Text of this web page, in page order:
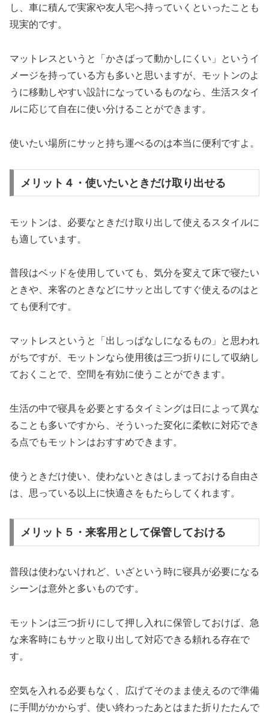
し、車に積んで実家や友人宅へ持っていくといったことも
現実的です。
マットレスというと「かさばって動かしにくい」というイ
メージを持っている方も多いと思いますが、モットンのよ
うに移動しやすい設計になっているものなら、生活スタイ
ルに応じて自在に使い分けることができます。
使いたい場所にサッと持ち運べるのは本当に便利ですよ。
メリット４・使いたいときだけ取り出せる
モットンは、必要なときだけ取り出して使えるスタイルに
も適しています。
普段はベッドを使用していても、気分を変えて床で寝たい
ときや、来客のときなどにサッと出してすぐ使えるのはと
ても便利です。
マットレスというと「出しっぱなしになるもの」と思われ
がちですが、モットンなら使用後は三つ折りにして収納し
ておくことで、空間を有効に使うことができます。
生活の中で寝具を必要とするタイミングは日によって異な
ることも多いですから、そういった変化に柔軟に対応でき
る点でもモットンはおすすめできます。
使うときだけ使い、使わないときはしまっておける自由さ
は、思っている以上に快適さをもたらしてくれます。
メリット５・来客用として保管しておける
普段は使わないけれど、いざという時に寝具が必要になる
シーンは意外と多いものです。
モットンは三つ折りにして押し入れに保管しておけば、急
な来客時にもサッと取り出して対応できる頼れる存在で
す。
空気を入れる必要もなく、広げてそのまま使えるので準備
に手間がかからず、使い終わったあとはまた折りたたんで